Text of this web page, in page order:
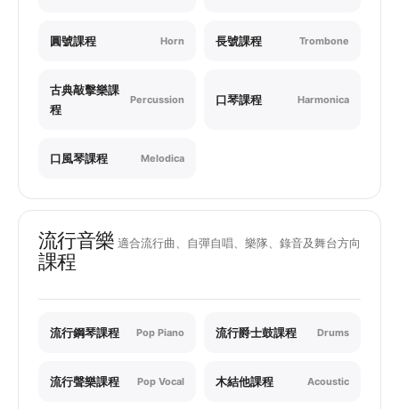
圓號課程 Horn 長號課程 Trombone
古典敲擊樂課
程
Percussion 口琴課程 Harmonica
口風琴課程 Melodica
流行音樂
課程
適合流行曲、自彈自唱、樂隊、錄音及舞台方向
流行鋼琴課程 Pop Piano 流行爵士鼓課程 Drums
流行聲樂課程 Pop Vocal 木結他課程 Acoustic